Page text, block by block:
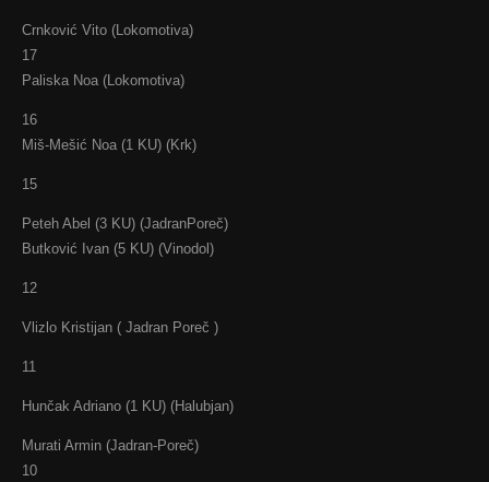
Crnković Vito (Lokomotiva)
17
Paliska Noa (Lokomotiva)
16
Miš-Mešić Noa (1 KU) (Krk)
15
Peteh Abel (3 KU) (JadranPoreč)
Butković Ivan (5 KU) (Vinodol)
12
Vlizlo Kristijan ( Jadran Poreč )
11
Hunčak Adriano (1 KU) (Halubjan)
Murati Armin (Jadran-Poreč)
10